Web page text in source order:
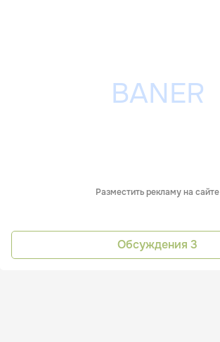
Разместить рекламу на сайте
Обсуждения 3